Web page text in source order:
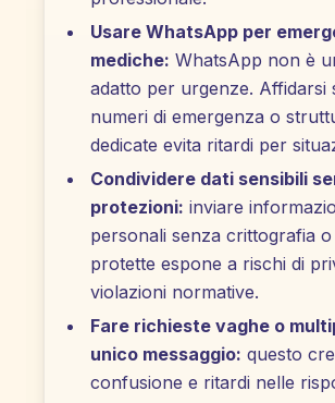
Usare WhatsApp per
mediche: WhatsApp non è
adatto per urgenze. Affidarsi
numeri di emergenza o
dedicate evita ritardi per
Condividere dati sensibili
protezioni: inviare
personali senza crittografia
protette espone a rischi di
violazioni normative.
Fare richieste vaghe o
unico messaggio: questo
confusione e ritardi nelle